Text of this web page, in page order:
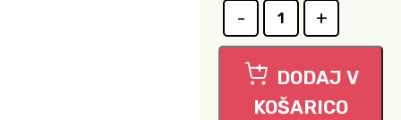
DODAJ V
KOŠARICO